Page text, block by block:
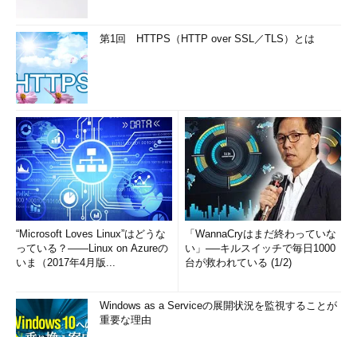
第1回 HTTPS（HTTP over SSL／TLS）とは
“Microsoft Loves Linux”はどうな
っている？――Linux on Azureの
いま（2017年4月版...
「WannaCryはまだ終わっていな
い」──キルスイッチで毎日1000
台が救われている (1/2)
Windows as a Serviceの展開状況を監視することが
重要な理由